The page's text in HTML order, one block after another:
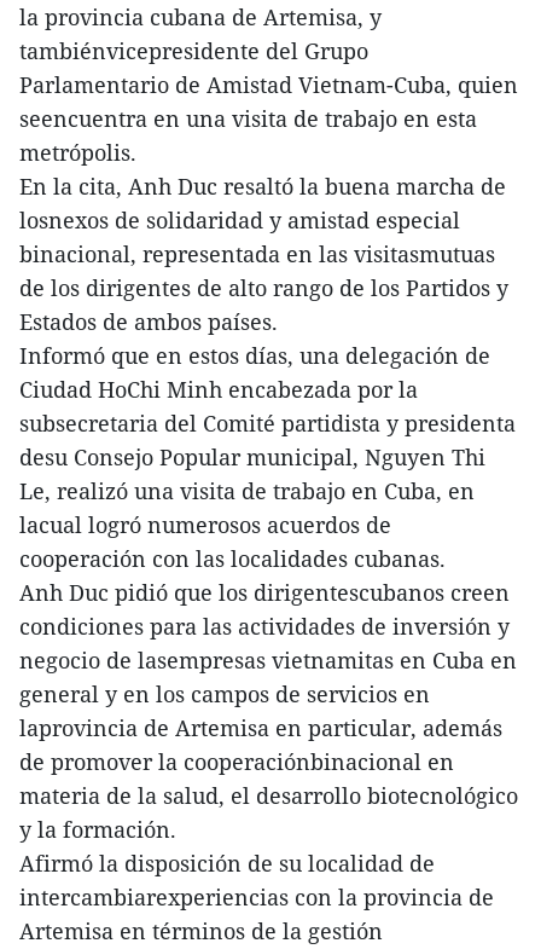
la provincia cubana de Artemisa, y
tambiénvicepresidente del Grupo
Parlamentario de Amistad Vietnam-Cuba, quien
seencuentra en una visita de trabajo en esta
metrópolis.
En la cita, Anh Duc resaltó la buena marcha de
losnexos de solidaridad y amistad especial
binacional, representada en las visitasmutuas
de los dirigentes de alto rango de los Partidos y
Estados de ambos países.
Informó que en estos días, una delegación de
Ciudad HoChi Minh encabezada por la
subsecretaria del Comité partidista y presidenta
desu Consejo Popular municipal, Nguyen Thi
Le, realizó una visita de trabajo en Cuba, en
lacual logró numerosos acuerdos de
cooperación con las localidades cubanas.
Anh Duc pidió que los dirigentescubanos creen
condiciones para las actividades de inversión y
negocio de lasempresas vietnamitas en Cuba en
general y en los campos de servicios en
laprovincia de Artemisa en particular, además
de promover la cooperaciónbinacional en
materia de la salud, el desarrollo biotecnológico
y la formación.
Afirmó la disposición de su localidad de
intercambiarexperiencias con la provincia de
Artemisa en términos de la gestión